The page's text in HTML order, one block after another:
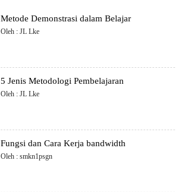
Metode Demonstrasi dalam Belajar
Oleh : JL Lke
5 Jenis Metodologi Pembelajaran
Oleh : JL Lke
Fungsi dan Cara Kerja bandwidth
Oleh : smkn1psgn